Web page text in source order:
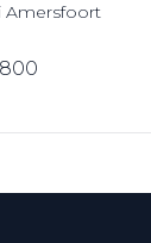
Amersfoort